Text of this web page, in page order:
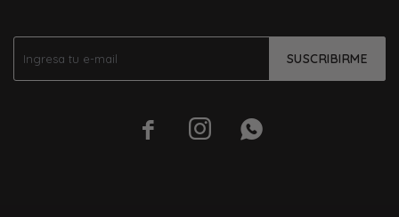
SUSCRIBIRME
  